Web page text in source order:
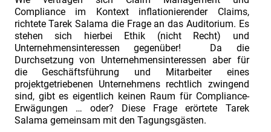
Compliance im Kontext inflationierender Claims,
richtete Tarek Salama die Frage an das Auditorium. Es
stehen sich hierbei Ethik (nicht Recht) und
Unternehmensinteressen gegenüber! Da die
Durchsetzung von Unternehmensinteressen aber für
die Geschäftsführung und Mitarbeiter eines
projektgetriebenen Unternehmens rechtlich zwingend
sind, gibt es eigentlich keinen Raum für Compliance-
Erwägungen … oder? Diese Frage erörtete Tarek
Salama gemeinsam mit den Tagungsgästen.
Contract
&
Claim
Management.
Vortrags-
und
Referentenvorstellung
Herr